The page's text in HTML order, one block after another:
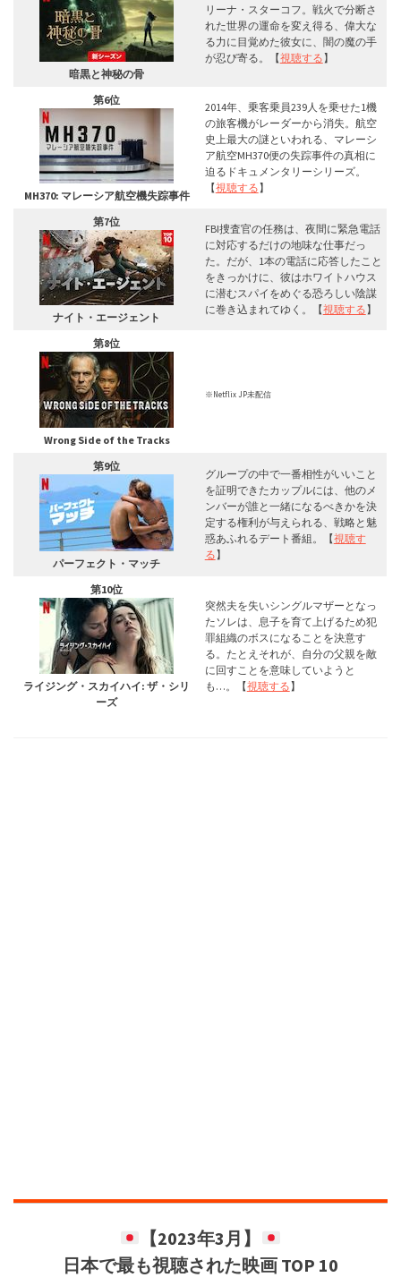
暗黒と神秘の骨
リーナ・スターコフ。戦火で分断さ
れた世界の運命を変え得る、偉大な
る力に目覚めた彼女に、闇の魔の手
が忍び寄る。【視聴する】
第6位
MH370: マレーシア航空機失踪事件
2014年、乗客乗員239人を乗せた1機
の旅客機がレーダーから消失。航空
史上最大の謎といわれる、マレーシ
ア航空MH370便の失踪事件の真相に
迫るドキュメンタリーシリーズ。
【視聴する】
第7位
ナイト・エージェント
FBI捜査官の任務は、夜間に緊急電話
に対応するだけの地味な仕事だっ
た。だが、1本の電話に応答したこと
をきっかけに、彼はホワイトハウス
に潜むスパイをめぐる恐ろしい陰謀
に巻き込まれてゆく。【視聴する】
第8位
Wrong Side of the Tracks
※Netflix JP未配信
第9位
パーフェクト・マッチ
グループの中で一番相性がいいこと
を証明できたカップルには、他のメ
ンバーが誰と一緒になるべきかを決
定する権利が与えられる、戦略と魅
惑あふれるデート番組。【視聴す
る】
第10位
ライジング・スカイハイ: ザ・シリ
ーズ
突然夫を失いシングルマザーとなっ
たソレは、息子を育て上げるため犯
罪組織のボスになることを決意す
る。たとえそれが、自分の父親を敵
に回すことを意味していようと
も…。【視聴する】
【2023年3月 】
日本で最も視聴された映画 TOP 10